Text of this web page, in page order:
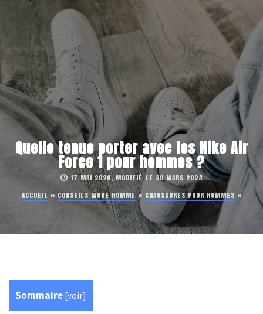
Quelle tenue porter avec les Nike Air
Force 1 pour hommes ?
17 MAI 2020, MODIFIÉ LE 30 MARS 2024
ACCUEIL » CONSEILS MODE HOMME» CHAUSSURES POUR HOMMES »
Sommaire [voir]